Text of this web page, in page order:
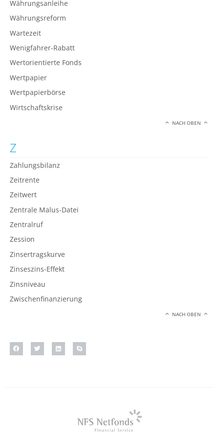
Währungsanleihe
Währungsreform
Wartezeit
Wenigfahrer-Rabatt
Wertorientierte Fonds
Wertpapier
Wertpapierbörse
Wirtschaftskrise
NACH OBEN
Z
Zahlungsbilanz
Zeitrente
Zeitwert
Zentrale Malus-Datei
Zentralruf
Zession
Zinsertragskurve
Zinseszins-Effekt
Zinsniveau
Zwischenfinanzierung
NACH OBEN